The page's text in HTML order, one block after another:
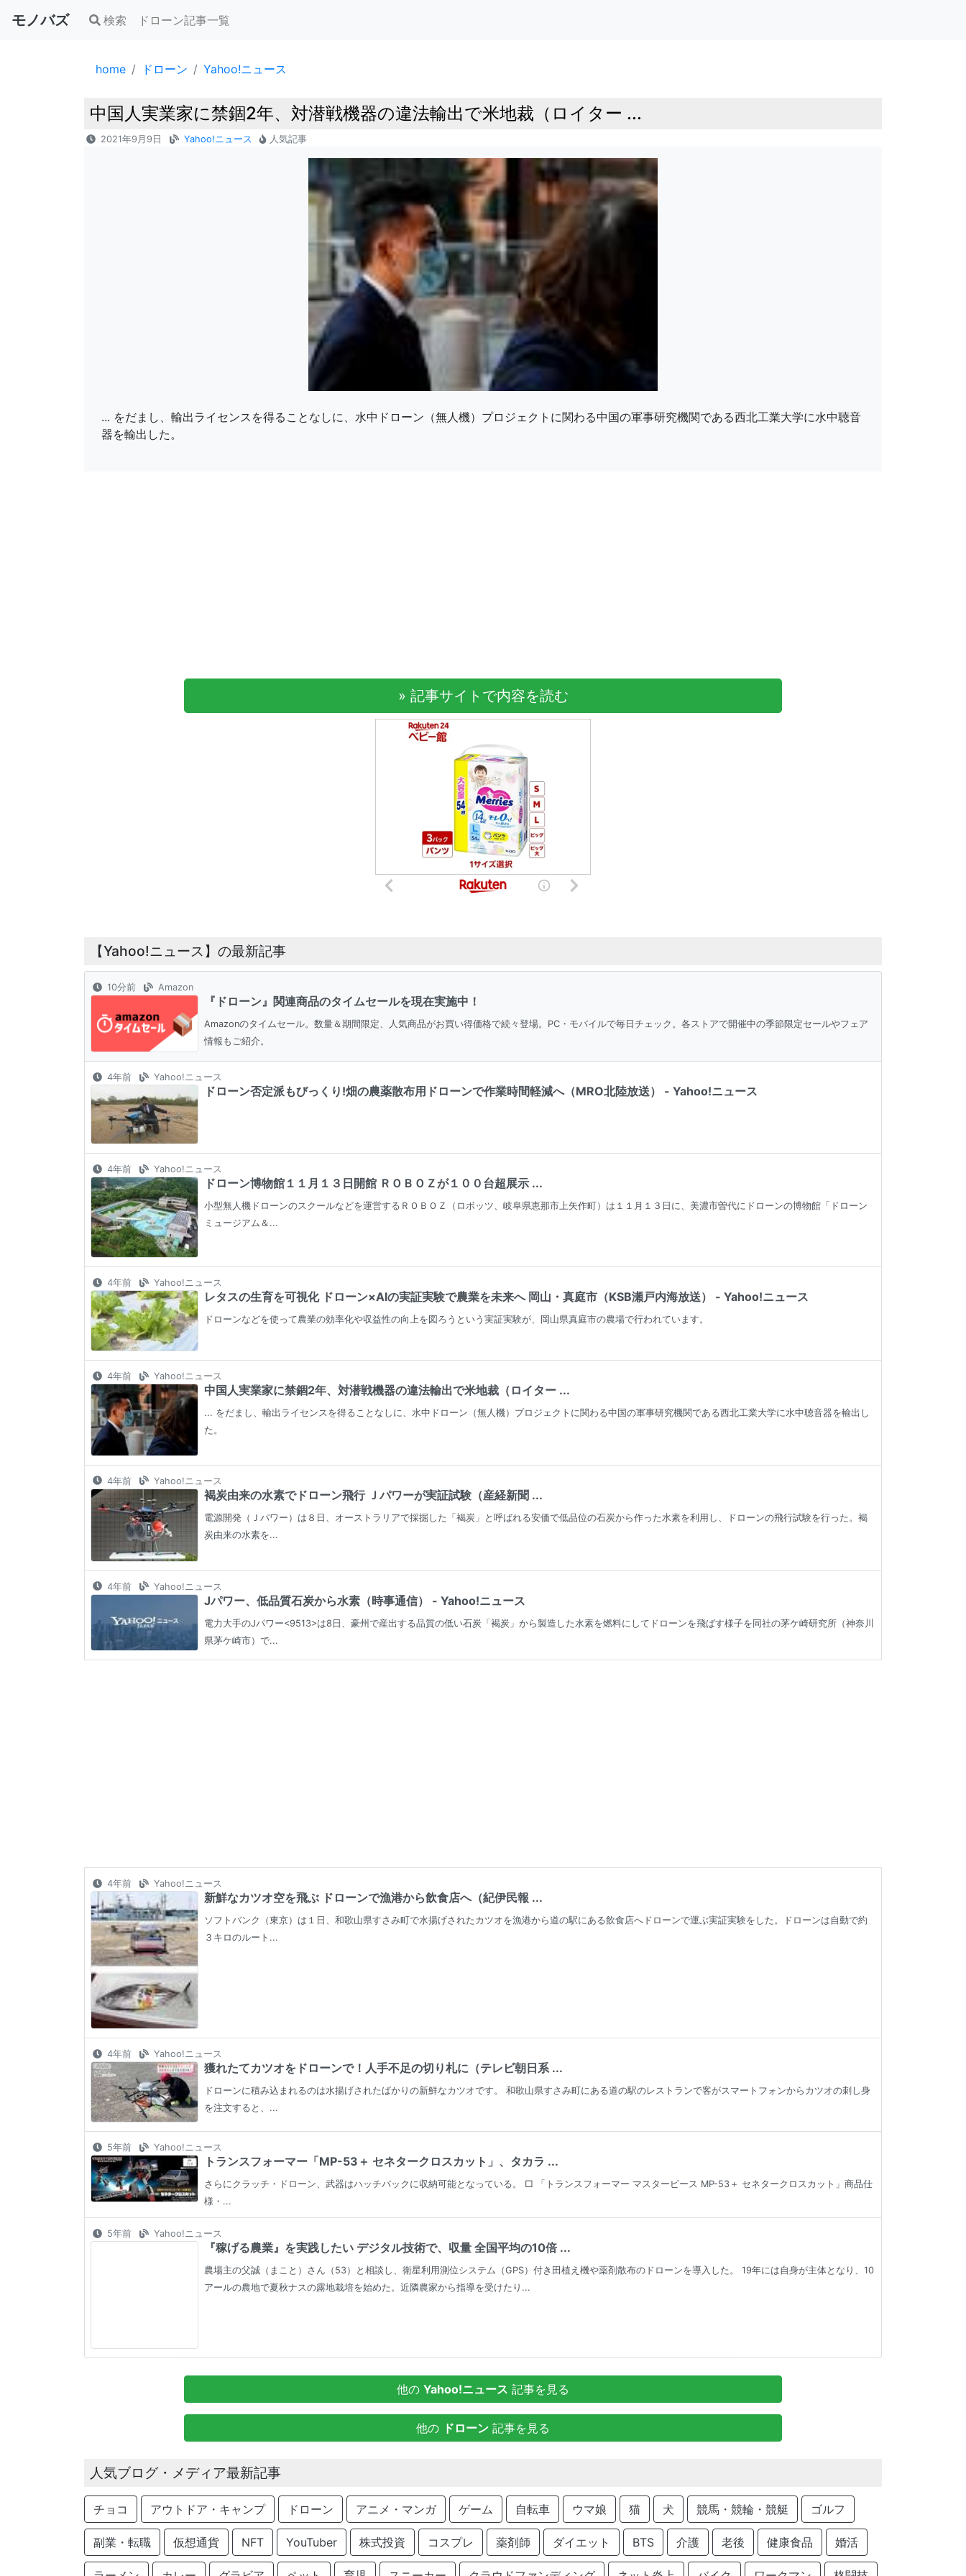
モノバズ 検索 ドローン記事一覧
home ドローン Yahoo!ニュース
中国人実業家に禁錮2年、対潜戦機器の違法輸出で米地裁（ロイター ...
2021年9月9日 Yahoo!ニュース 人気記事
... をだまし、輸出ライセンスを得ることなしに、水中ドローン（無人機）プロジェクトに関わる中国の軍事研究機関である西北工業大学に水中聴音
器を輸出した。
» 記事サイトで内容を読む
【Yahoo!ニュース】の最新記事
10分前 Amazon
『ドローン』関連商品のタイムセールを現在実施中！
Amazonのタイムセール。数量＆期間限定、人気商品がお買い得価格で続々登場。PC・モバイルで毎日チェック。各ストアで開催中の季節限定セールやフェア
情報もご紹介。
4年前 Yahoo!ニュース
ドローン否定派もびっくり!畑の農薬散布用ドローンで作業時間軽減へ（MRO北陸放送） - Yahoo!ニュース
4年前 Yahoo!ニュース
ドローン博物館１１月１３日開館 ＲＯＢＯＺが１００台超展示 ...
小型無人機ドローンのスクールなどを運営するＲＯＢＯＺ（ロボッツ、岐阜県恵那市上矢作町）は１１月１３日に、美濃市曽代にドローンの博物館「ドローン
ミュージアム＆...
4年前 Yahoo!ニュース
レタスの生育を可視化 ドローン×AIの実証実験で農業を未来へ 岡山・真庭市（KSB瀬戸内海放送） - Yahoo!ニュース
ドローンなどを使って農業の効率化や収益性の向上を図ろうという実証実験が、岡山県真庭市の農場で行われています。
4年前 Yahoo!ニュース
中国人実業家に禁錮2年、対潜戦機器の違法輸出で米地裁（ロイター ...
... をだまし、輸出ライセンスを得ることなしに、水中ドローン（無人機）プロジェクトに関わる中国の軍事研究機関である西北工業大学に水中聴音器を輸出し
た。
4年前 Yahoo!ニュース
褐炭由来の水素でドローン飛行 Ｊパワーが実証試験（産経新聞 ...
電源開発（Ｊパワー）は８日、オーストラリアで採掘した「褐炭」と呼ばれる安価で低品位の石炭から作った水素を利用し、ドローンの飛行試験を行った。褐
炭由来の水素を...
4年前 Yahoo!ニュース
Jパワー、低品質石炭から水素（時事通信） - Yahoo!ニュース
電力大手のJパワー<9513>は8日、豪州で産出する品質の低い石炭「褐炭」から製造した水素を燃料にしてドローンを飛ばす様子を同社の茅ケ崎研究所（神奈川
県茅ケ崎市）で...
4年前 Yahoo!ニュース
新鮮なカツオ空を飛ぶ ドローンで漁港から飲食店へ（紀伊民報 ...
ソフトバンク（東京）は１日、和歌山県すさみ町で水揚げされたカツオを漁港から道の駅にある飲食店へドローンで運ぶ実証実験をした。ドローンは自動で約
３キロのルート...
4年前 Yahoo!ニュース
獲れたてカツオをドローンで！人手不足の切り札に（テレビ朝日系 ...
ドローンに積み込まれるのは水揚げされたばかりの新鮮なカツオです。 和歌山県すさみ町にある道の駅のレストランで客がスマートフォンからカツオの刺し身
を注文すると、...
5年前 Yahoo!ニュース
トランスフォーマー「MP-53＋ セネタークロスカット」、タカラ ...
さらにクラッチ・ドローン、武器はハッチバックに収納可能となっている。 □ 「トランスフォーマー マスターピース MP-53＋ セネタークロスカット」商品仕
様・...
5年前 Yahoo!ニュース
『稼げる農業』を実践したい デジタル技術で、収量 全国平均の10倍 ...
農場主の父誠（まこと）さん（53）と相談し、衛星利用測位システム（GPS）付き田植え機や薬剤散布のドローンを導入した。 19年には自身が主体となり、10
アールの農地で夏秋ナスの露地栽培を始めた。近隣農家から指導を受けたり...
他の Yahoo!ニュース 記事を見る
他の ドローン 記事を見る
人気ブログ・メディア最新記事
チョコ アウトドア・キャンプ ドローン アニメ・マンガ ゲーム 自転車 ウマ娘 猫 犬 競馬・競輪・競艇 ゴルフ
副業・転職 仮想通貨 NFT YouTuber 株式投資 コスプレ 薬剤師 ダイエット BTS 介護 老後 健康食品 婚活